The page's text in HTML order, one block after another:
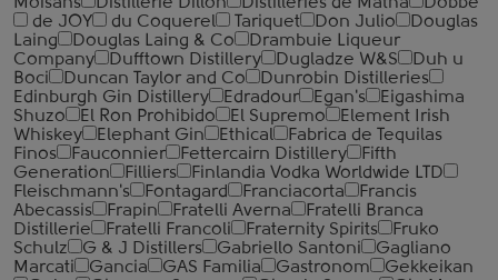
de JOY
du Coquerel Tariquet Don Julio
Douglas
Laing
Douglas Laing & Co
Drambuie Liqueur
Company
Dufftown Distillery Dugladze W&S
Duh u
Boci
Duncan Taylor and Co
Dunrobin Distilleries
Edinburgh Gin Distillery
Edradour Egan's
Eigashima
Shuzo
El Ron Prohibido El Supremo
Element Irish
Whiskey
Elephant Gin Ethical
Fabrica de Tequilas
Finos
Fauconnier Fettercairn Distillery
Fifth
Generation
Filliers
Finlandia Vodka Worldwide LTD
Fleischmann's
Fontagard Franciacorta
Francis
Abecassis
Frapin Fratelli Averna
Fratelli Branca
Distillerie
Fratelli ‎Francoli Fraternity Spirits
Fruko
Schulz
G & J Distillers Gabriello Santoni
Gagliano
Marcati
Gancia GAS Familia Gastronom
Gekkeikan